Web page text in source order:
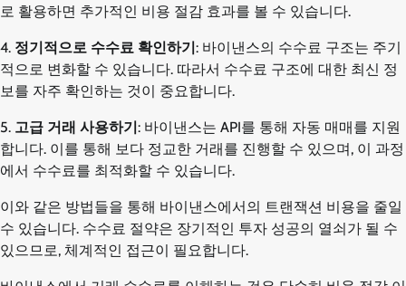
로 활용하면 추가적인 비용 절감 효과를 볼 수 있습니다.
4. 정기적으로 수수료 확인하기 : 바이낸스의 수수료 구조는 주기
적으로 변화할 수 있습니다. 따라서 수수료 구조에 대한 최신 정
보를 자주 확인하는 것이 중요합니다.
5. 고급 거래 사용하기 : 바이낸스는 API를 통해 자동 매매를 지원
합니다. 이를 통해 보다 정교한 거래를 진행할 수 있으며, 이 과정
에서 수수료를 최적화할 수 있습니다.
이와 같은 방법들을 통해 바이낸스에서의 트랜잭션 비용을 줄일
수 있습니다. 수수료 절약은 장기적인 투자 성공의 열쇠가 될 수
있으므로, 체계적인 접근이 필요합니다.